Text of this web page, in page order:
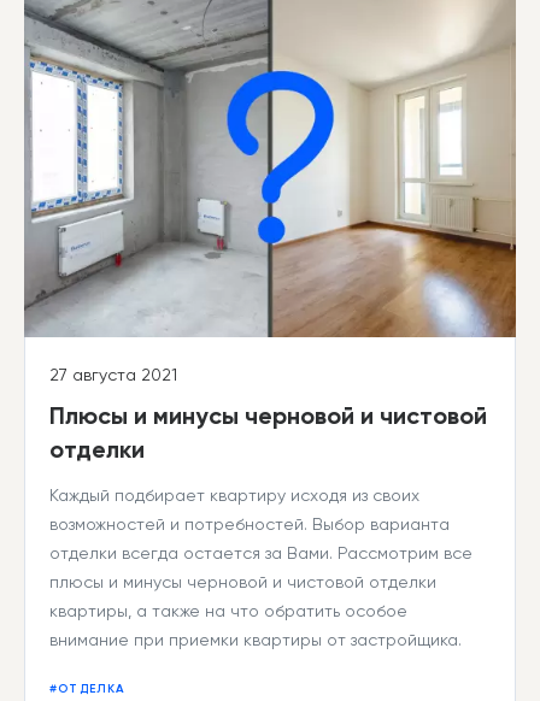
27 августа 2021
Плюсы и минусы черновой и чистовой
отделки
Каждый подбирает квартиру исходя из своих
возможностей и потребностей. Выбор варианта
отделки всегда остается за Вами. Рассмотрим все
плюсы и минусы черновой и чистовой отделки
квартиры, а также на что обратить особое
внимание при приемки квартиры от застройщика.
#ОТДЕЛКА